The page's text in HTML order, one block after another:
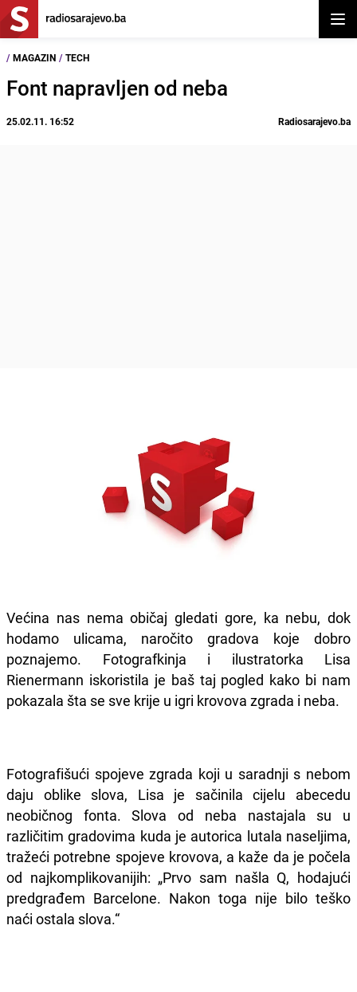
/ MAGAZIN / TECH
Font napravljen od neba
25.02.11. 16:52 Radiosarajevo.ba
Većina nas nema običaj gledati gore, ka nebu, dok
hodamo ulicama, naročito gradova koje dobro
poznajemo. Fotografkinja i ilustratorka Lisa
Rienermann iskoristila je baš taj pogled kako bi nam
pokazala šta se sve krije u igri krovova zgrada i neba.
Fotografišući spojeve zgrada koji u saradnji s nebom
daju oblike slova, Lisa je sačinila cijelu abecedu
neobičnog fonta. Slova od neba nastajala su u
različitim gradovima kuda je autorica lutala naseljima,
tražeći potrebne spojeve krovova, a kaže da je počela
od najkomplikovanijih: „Prvo sam našla Q, hodajući
predgrađem Barcelone. Nakon toga nije bilo teško
naći ostala slova.“